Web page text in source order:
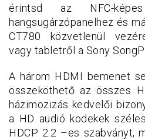
érintsd az NFC-
hangsugárzópanelhez és
CT780 közvetlenül
vagy tabletről a Sony
A három HDMI bemenet
összeköthető az összes
házimozizás kedvelői
a HD audió kodekek
HDCP 2.2 –es szabványt,